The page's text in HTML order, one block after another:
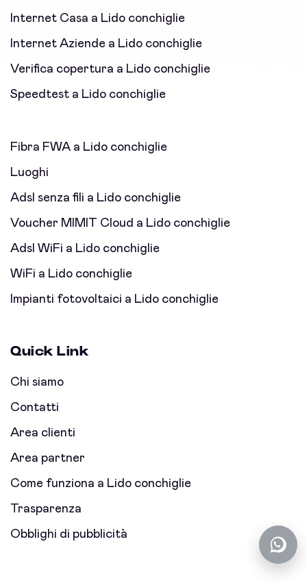
Internet Casa a Lido conchiglie
Internet Aziende a Lido conchiglie
Verifica copertura a Lido conchiglie
Speedtest a Lido conchiglie
Fibra FWA a Lido conchiglie
Luoghi
Adsl senza fili a Lido conchiglie
Voucher MIMIT Cloud a Lido conchiglie
Adsl WiFi a Lido conchiglie
WiFi a Lido conchiglie
Impianti fotovoltaici a Lido conchiglie
Quick Link
Chi siamo
Contatti
Area clienti
Area partner
Come funziona a Lido conchiglie
Trasparenza
Obblighi di pubblicità